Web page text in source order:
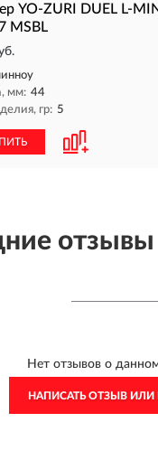
YO-ZURI DUEL L-
MSBL
мм: 44
гр: 5
Нет отзывов о
НАПИСАТЬ ОТЗЫВ